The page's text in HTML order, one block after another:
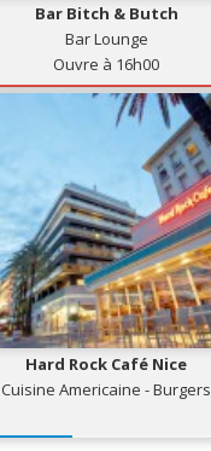
Bar Bitch & Butch
Bar Lounge
Ouvre à 16h00
Hard Rock Café Nice
Cuisine Americaine - Burgers